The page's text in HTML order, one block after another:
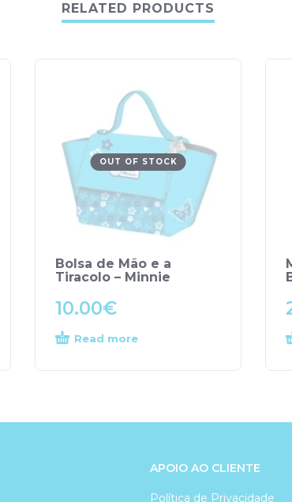
RELATED PRODUCTS
OUT OF STOCK
Bolsa de Mão e a
Tiracolo – Minnie
10.00€
Read more
APOIO AO CLIENTE
Política de Privacidade